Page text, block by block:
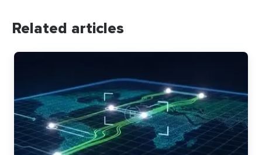
Related articles